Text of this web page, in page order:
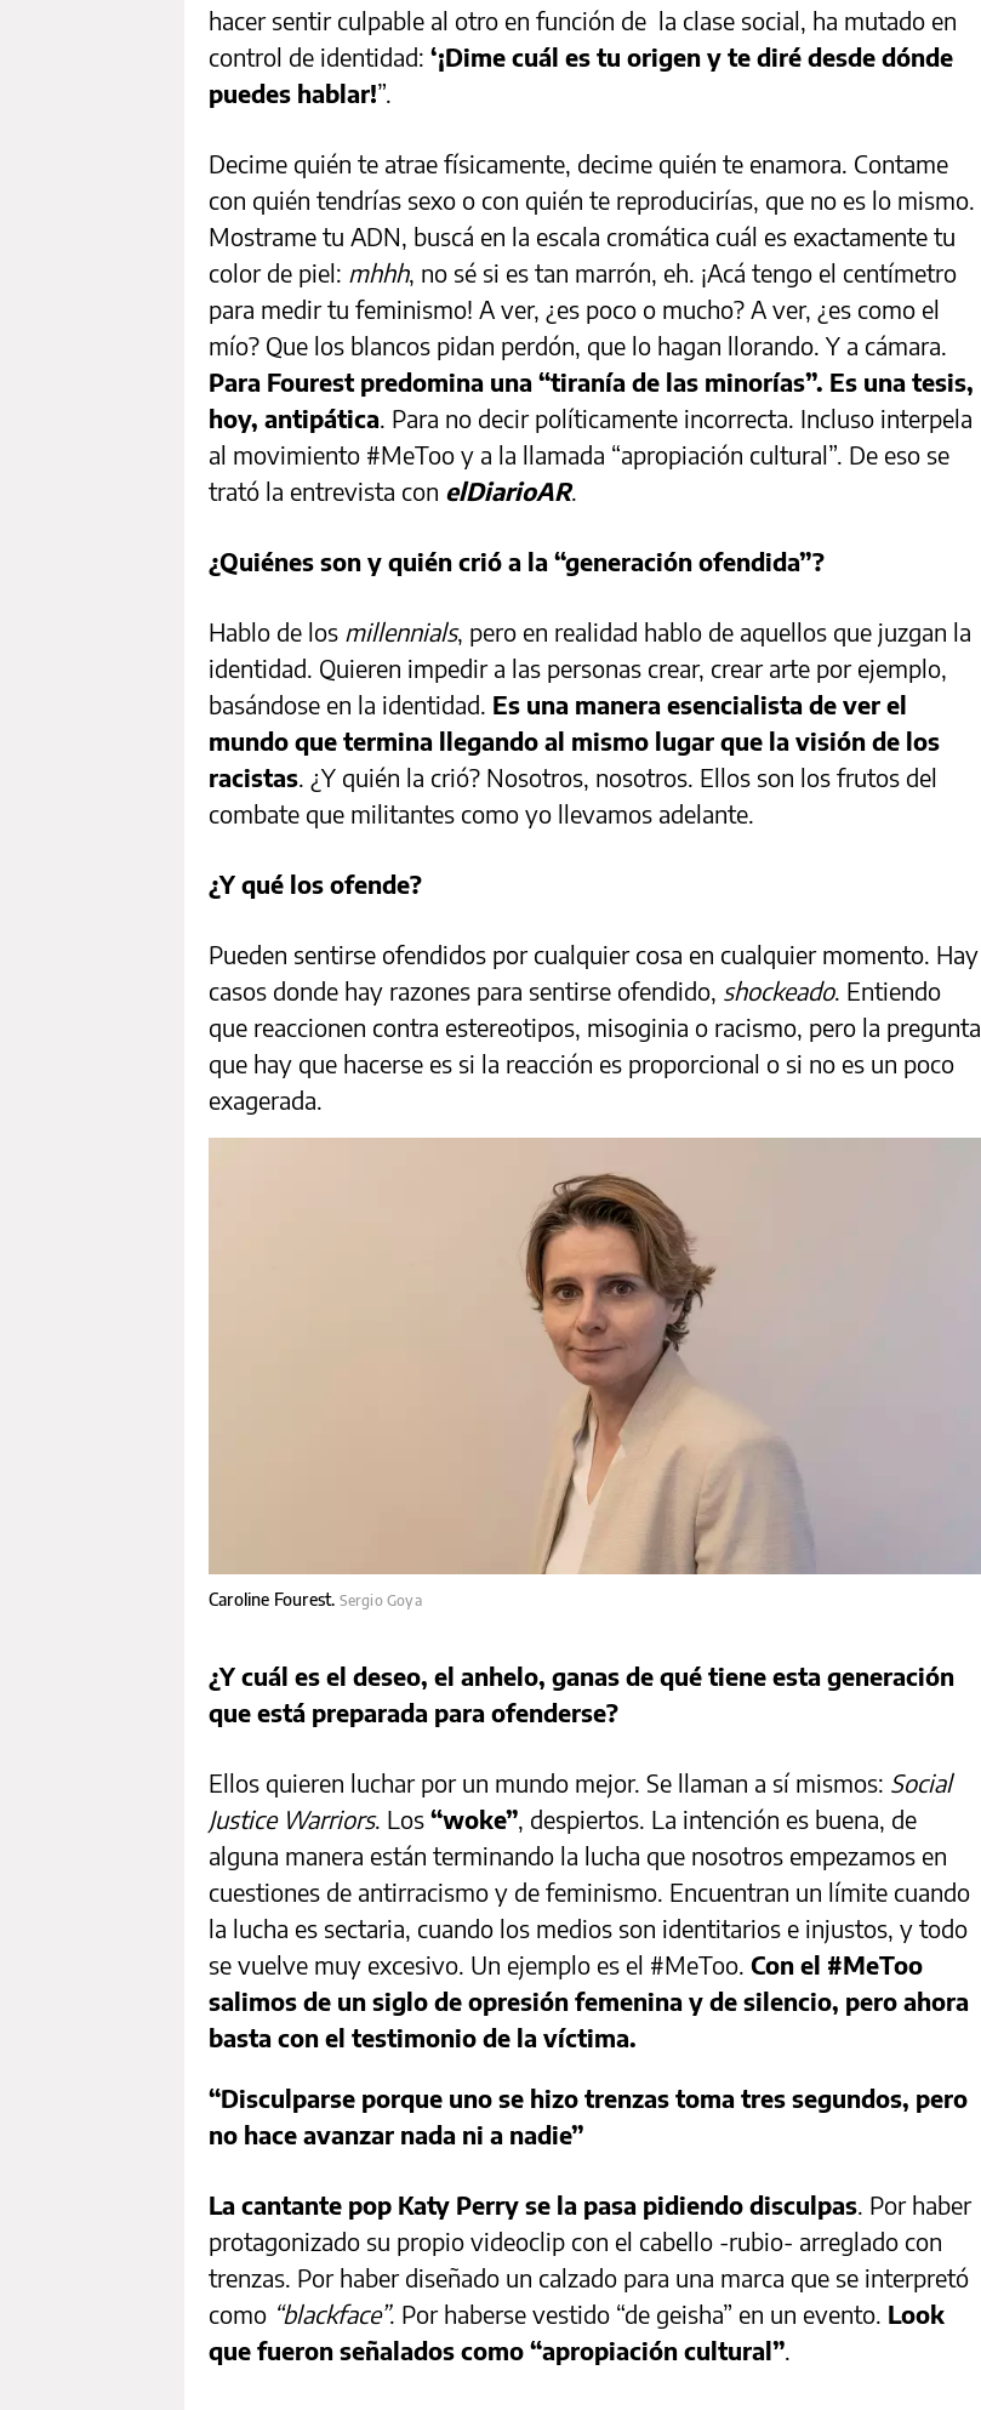
hacer sentir culpable al otro en función de la clase social, ha mutado en
control de identidad: ‘¡Dime cuál es tu origen y te diré desde dónde
puedes hablar!”.
Decime quién te atrae físicamente, decime quién te enamora. Contame
con quién tendrías sexo o con quién te reproducirías, que no es lo mismo.
Mostrame tu ADN, buscá en la escala cromática cuál es exactamente tu
color de piel: mhhh, no sé si es tan marrón, eh. ¡Acá tengo el centímetro
para medir tu feminismo! A ver, ¿es poco o mucho? A ver, ¿es como el
mío? Que los blancos pidan perdón, que lo hagan llorando. Y a cámara.
Para Fourest predomina una “tiranía de las minorías”. Es una tesis,
hoy, antipática. Para no decir políticamente incorrecta. Incluso interpela
al movimiento #MeToo y a la llamada “apropiación cultural”. De eso se
trató la entrevista con elDiarioAR.
¿Quiénes son y quién crió a la “generación ofendida”?
Hablo de los millennials, pero en realidad hablo de aquellos que juzgan la
identidad. Quieren impedir a las personas crear, crear arte por ejemplo,
basándose en la identidad. Es una manera esencialista de ver el
mundo que termina llegando al mismo lugar que la visión de los
racistas. ¿Y quién la crió? Nosotros, nosotros. Ellos son los frutos del
combate que militantes como yo llevamos adelante.
¿Y qué los ofende?
Pueden sentirse ofendidos por cualquier cosa en cualquier momento. Hay
casos donde hay razones para sentirse ofendido, shockeado. Entiendo
que reaccionen contra estereotipos, misoginia o racismo, pero la pregunta
que hay que hacerse es si la reacción es proporcional o si no es un poco
exagerada.
Caroline Fourest. Sergio Goya
¿Y cuál es el deseo, el anhelo, ganas de qué tiene esta generación
que está preparada para ofenderse?
Ellos quieren luchar por un mundo mejor. Se llaman a sí mismos: Social
Justice Warriors. Los “woke”, despiertos. La intención es buena, de
alguna manera están terminando la lucha que nosotros empezamos en
cuestiones de antirracismo y de feminismo. Encuentran un límite cuando
la lucha es sectaria, cuando los medios son identitarios e injustos, y todo
se vuelve muy excesivo. Un ejemplo es el #MeToo. Con el #MeToo
salimos de un siglo de opresión femenina y de silencio, pero ahora
basta con el testimonio de la víctima.
“Disculparse porque uno se hizo trenzas toma tres segundos, pero
no hace avanzar nada ni a nadie”
La cantante pop Katy Perry se la pasa pidiendo disculpas. Por haber
protagonizado su propio videoclip con el cabello -rubio- arreglado con
trenzas. Por haber diseñado un calzado para una marca que se interpretó
como “blackface”. Por haberse vestido “de geisha” en un evento. Look
que fueron señalados como “apropiación cultural”.